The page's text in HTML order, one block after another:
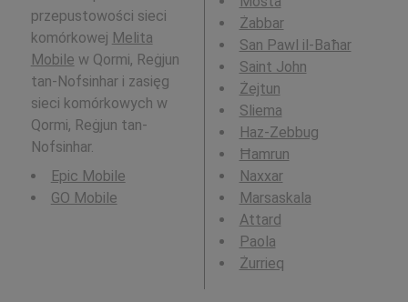
przepustowości sieci
komórkowej Melita
Mobile w Qormi, Reġjun
tan-Nofsinhar i zasięg
sieci komórkowych w
Qormi, Reġjun tan-
Nofsinhar.
Epic Mobile
GO Mobile
Żabbar
San Pawl il-Baħar
Saint John
Żejtun
Sliema
Haz-Zebbug
Ħamrun
Naxxar
Marsaskala
Attard
Paola
Żurrieq